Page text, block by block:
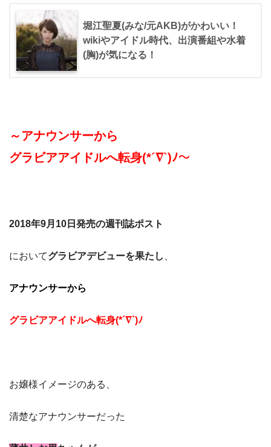
堀江聖夏(みな/元AKB)がかわいい！
wikiやアイドル時代、出演番組や水着
(胸)が気になる！
～アナウンサーから
グラビアアイドルへ転身(*´∇`)ﾉ～
2018年9月10日発売の週刊誌ポスト
においてグラビアデビューを果たし
アナウンサーから
グラビアアイドルへ転身(*´∇`)ﾉ
お嬢様イメージのある、
清楚なアナウンサーだった